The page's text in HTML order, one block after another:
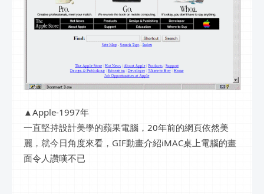
▲Apple-1997年
一直堅持設計美學的蘋果電腦，20年前的網頁依然美
麗，就今日角度來看，GIF動畫介紹iMAC桌上電腦的畫
面令人讚嘆不已